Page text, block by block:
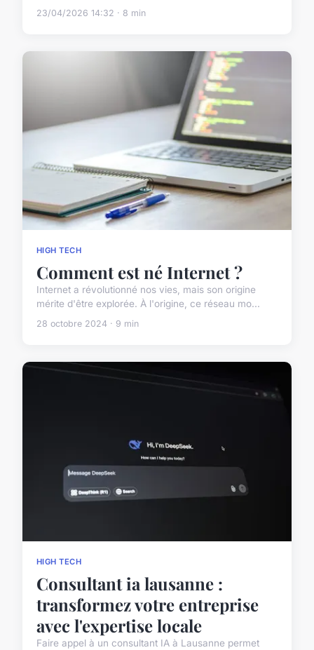
23/04/2026 14:32 · 8 min
HIGH TECH
Comment est né Internet ?
Internet a révolutionné nos vies, mais son origine
mérite d'être explorée. À l'origine, ce réseau mo...
28 octobre 2024 · 9 min
HIGH TECH
Consultant ia lausanne :
transformez votre entreprise
avec l'expertise locale
Faire appel à un consultant IA à Lausanne permet